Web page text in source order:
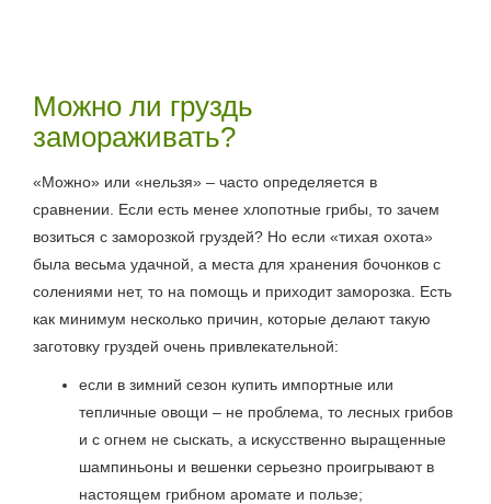
Можно ли груздь
замораживать?
«Можно» или «нельзя» – часто определяется в
сравнении. Если есть менее хлопотные грибы, то зачем
возиться с заморозкой груздей? Но если «тихая охота»
была весьма удачной, а места для хранения бочонков с
солениями нет, то на помощь и приходит заморозка. Есть
как минимум несколько причин, которые делают такую
заготовку груздей очень привлекательной:
если в зимний сезон купить импортные или
тепличные овощи – не проблема, то лесных грибов
и с огнем не сыскать, а искусственно выращенные
шампиньоны и вешенки серьезно проигрывают в
настоящем грибном аромате и пользе;